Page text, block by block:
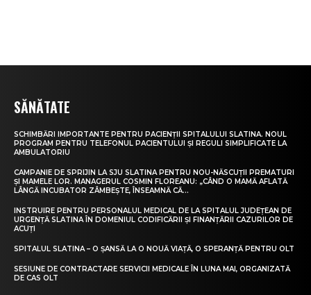
SĂNĂTATE
SCHIMBĂRI IMPORTANTE PENTRU PACIENȚII SPITALULUI SLATINA. NOUL
PROGRAM PENTRU TELEFONUL PACIENTULUI ȘI REGULI SIMPLIFICATE LA
AMBULATORIU
CAMPANIE DE SPRIJIN LA SJU SLATINA PENTRU NOU-NĂSCUȚII PREMATURI
ȘI MAMELE LOR. MANAGERUL COSMIN FLOREANU: „CÂND O MAMĂ AFLATĂ
LÂNGĂ INCUBATOR ZÂMBEȘTE, ÎNSEAMNĂ CĂ...
INSTRUIRE PENTRU PERSONALUL MEDICAL DE LA SPITALUL JUDEȚEAN DE
URGENȚĂ SLATINA ÎN DOMENIUL CODIFICĂRII ȘI FINANȚĂRII CAZURILOR DE
ACUȚI
SPITALUL SLATINA – O ȘANSĂ LA O NOUĂ VIAȚĂ, O SPERANȚĂ PENTRU OLT
SESIUNE DE CONTRACTARE SERVICII MEDICALE ÎN LUNA MAI, ORGANIZATĂ
DE CAS OLT